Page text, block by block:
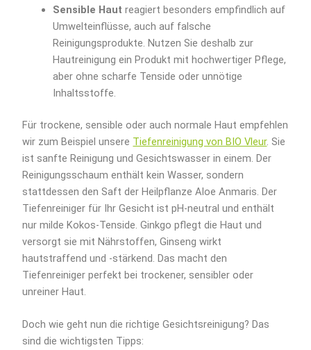
Sensible Haut reagiert besonders empfindlich auf
Umwelteinflüsse, auch auf falsche
Reinigungsprodukte. Nutzen Sie deshalb zur
Hautreinigung ein Produkt mit hochwertiger Pflege,
aber ohne scharfe Tenside oder unnötige
Inhaltsstoffe.
Für trockene, sensible oder auch normale Haut empfehlen
wir zum Beispiel unsere Tiefenreinigung von BIO Vleur. Sie
ist sanfte Reinigung und Gesichtswasser in einem. Der
Reinigungsschaum enthält kein Wasser, sondern
stattdessen den Saft der Heilpflanze Aloe Anmaris. Der
Tiefenreiniger für Ihr Gesicht ist pH-neutral und enthält
nur milde Kokos-Tenside. Ginkgo pflegt die Haut und
versorgt sie mit Nährstoffen, Ginseng wirkt
hautstraffend und -stärkend. Das macht den
Tiefenreiniger perfekt bei trockener, sensibler oder
unreiner Haut.
Doch wie geht nun die richtige Gesichtsreinigung? Das
sind die wichtigsten Tipps: